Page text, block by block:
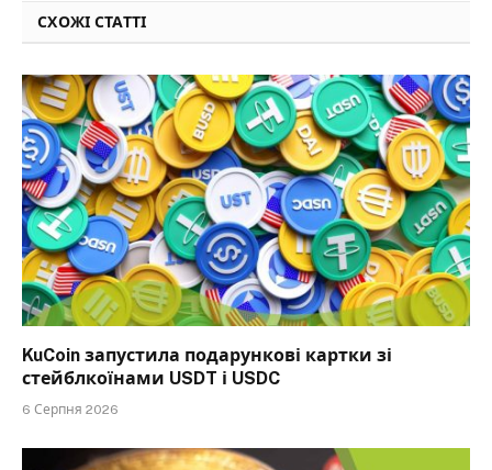
СХОЖІ СТАТТІ
KuCoin запустила подарункові картки зі
стейблкоїнами USDT і USDC
6 Серпня 2026